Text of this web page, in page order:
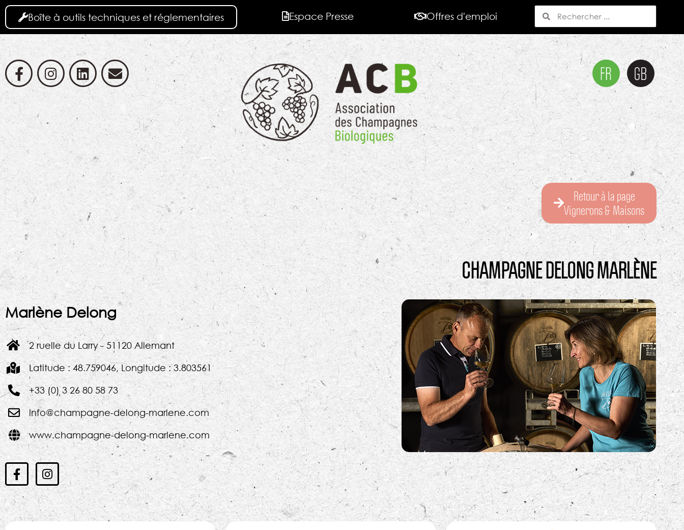
Boîte à outils techniques et réglementaires Espace Presse Offres d'emploi
Retour à la page
Vignerons & Maisons
CHAMPAGNE DELONG MARLÈNE
Marlène Delong
2 ruelle du Larry - 51120 Allemant
Latitude : 48.759046, Longitude : 3.803561
+33 (0) 3 26 80 58 73
info@champagne-delong-marlene.com
www.champagne-delong-marlene.com